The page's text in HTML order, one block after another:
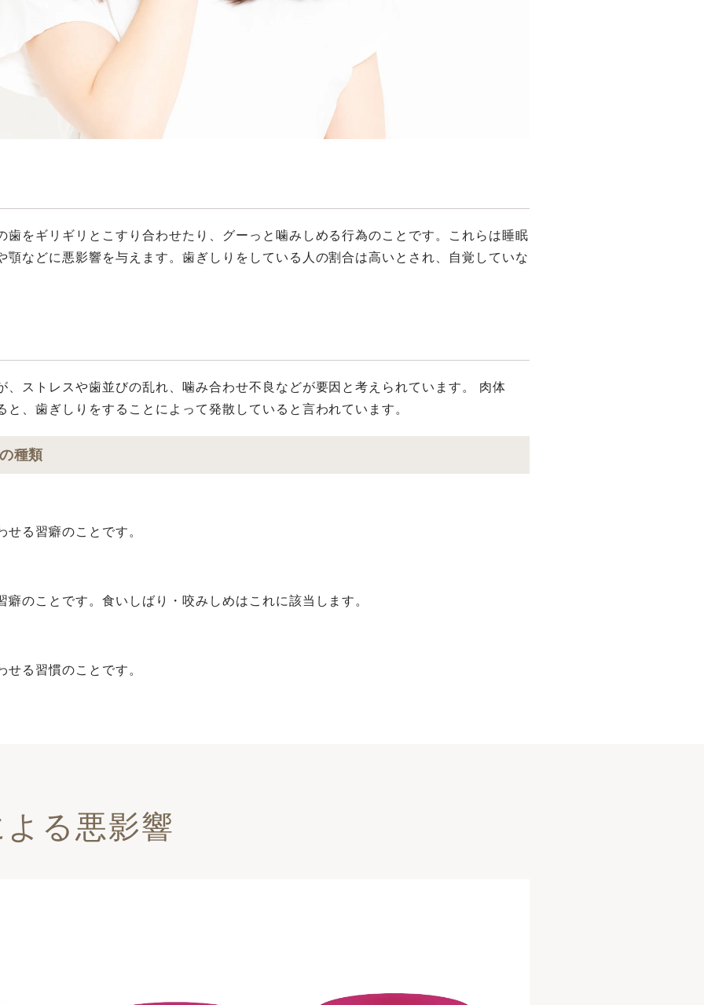
⻭をギリギリとこすり合わせたり、グーっと噛みしめる⾏為のことです。これらは睡眠
顎などに悪影響を与えます。⻭ぎしりをしている⼈の割合は⾼いとされ、⾃覚していな
、ストレスや⻭並びの乱れ、噛み合わせ不良などが要因と考えられています。 ⾁体
と、⻭ぎしりをすることによって発散していると⾔われています。
種類
る習癖のことです。
癖のことです。⾷いしばり・咬みしめはこれに該当します。
る習慣のことです。
る悪影響